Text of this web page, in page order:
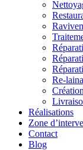
Re-
Réalisations
Zone
Contact
Blog